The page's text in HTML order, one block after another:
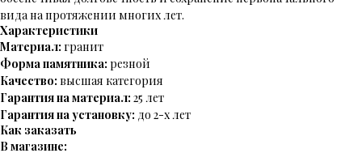
вида на протяжении многих лет.
Характеристики
Материал: гранит
Форма памятника: резной
Качество: высшая категория
Гарантия на материал: 25 лет
Гарантия на установку: до 2-х лет
Как заказать
В магазине: